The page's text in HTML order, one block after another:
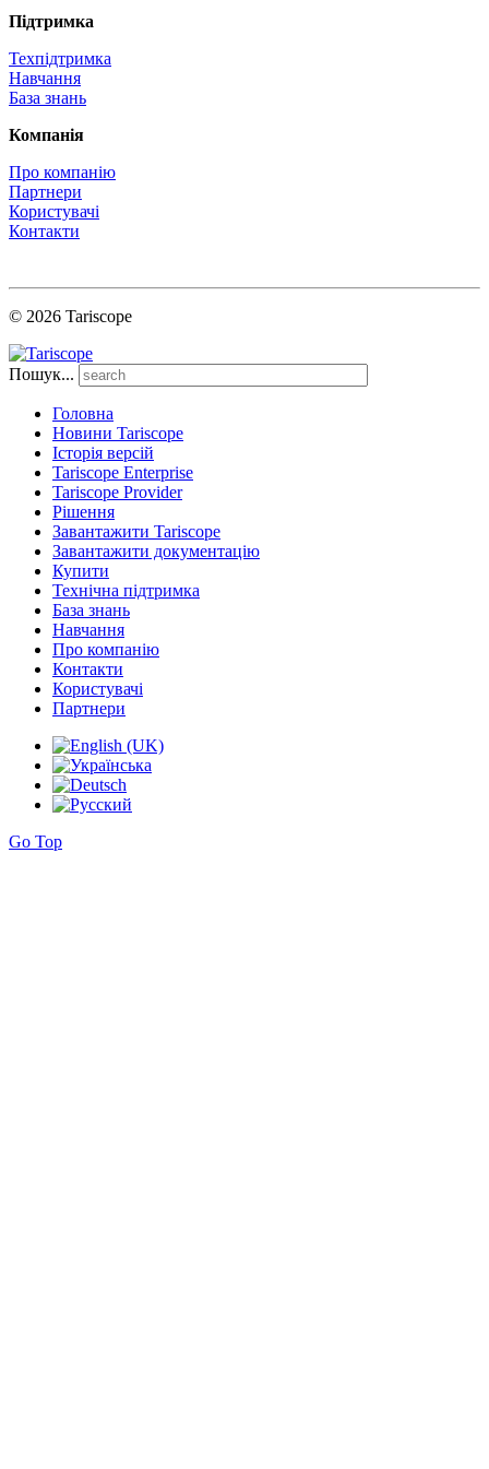
Підтримка
Техпідтримка
Навчання
База знань
Компанія
Про компанію
Партнери
Користувачі
Контакти
© 2026 Tariscope
Пошук...
Головна
Новини Tariscope
Історія версій
Tariscope Enterprise
Tariscope Provider
Рішення
Завантажити Tariscope
Завантажити документацію
Купити
Технічна підтримка
База знань
Навчання
Про компанію
Контакти
Користувачі
Партнери
Go Top